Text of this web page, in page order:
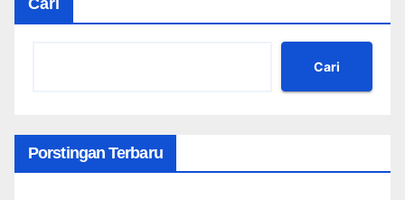
Cari
Cari
Porstingan Terbaru